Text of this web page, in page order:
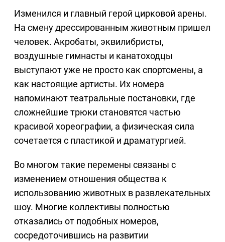
Изменился и главный герой цирковой арены.
На смену дрессированным животным пришел
человек. Акробаты, эквилибристы,
воздушные гимнасты и канатоходцы
выступают уже не просто как спортсмены, а
как настоящие артисты. Их номера
напоминают театральные постановки, где
сложнейшие трюки становятся частью
красивой хореографии, а физическая сила
сочетается с пластикой и драматургией.
Во многом такие перемены связаны с
изменением отношения общества к
использованию животных в развлекательных
шоу. Многие коллективы полностью
отказались от подобных номеров,
сосредоточившись на развитии